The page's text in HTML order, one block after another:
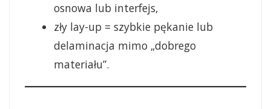
osnowa lub interfejs,
zły lay-up = szybkie pękanie lub
delaminacja mimo „dobrego
materiału”.